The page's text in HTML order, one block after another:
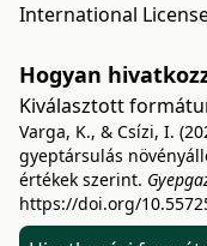
International
Hogyan
Kiválasztott
Varga, K., & Csízi, I.
gyeptársulás
értékek szerint.
https://doi.org/